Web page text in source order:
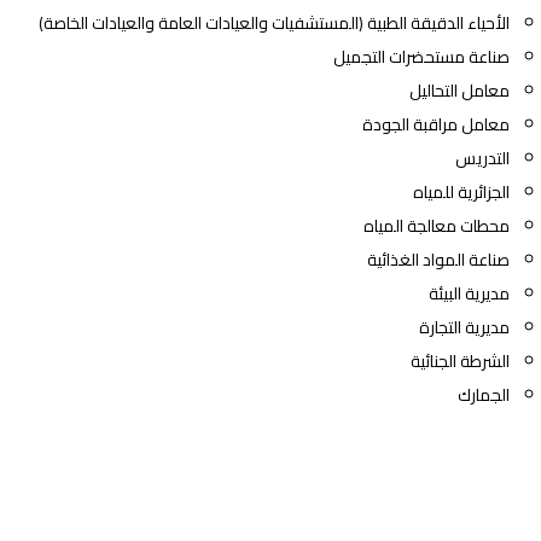
الأحياء الدقيقة الطبية (المستشفيات والعيادات العامة والعيادات الخاصة)
صناعة مستحضرات التجميل
معامل التحاليل
معامل مراقبة الجودة
التدريس
الجزائرية للمياه
محطات معالجة المياه
صناعة المواد الغذائية
مديرية البيئة
مديرية التجارة
الشرطة الجنائية
الجمارك